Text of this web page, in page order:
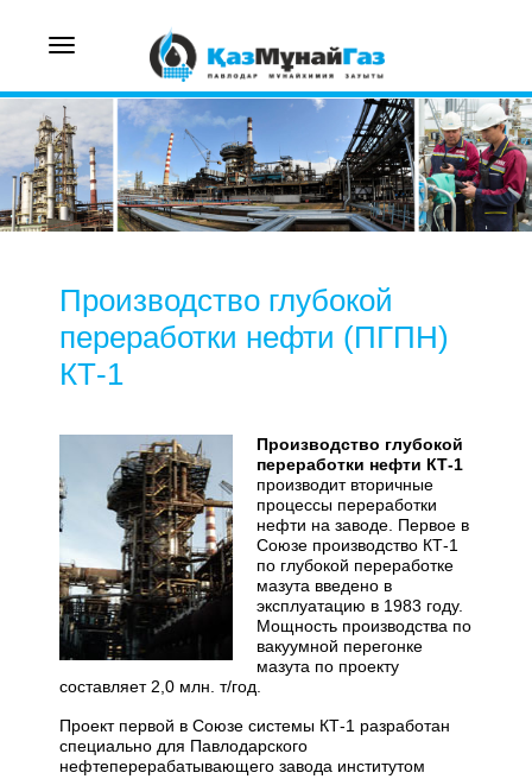
Toggle
Производство глубокой
переработки нефти (ПГПН)
КТ-1
Производство глубокой
переработки нефти КТ-1
производит вторичные
процессы переработки
нефти на заводе. Первое в
Союзе производство КТ-1
по глубокой переработке
мазута введено в
эксплуатацию в 1983 году.
Мощность производства по
вакуумной перегонке
мазута по проекту
составляет 2,0 млн. т/год.
Проект первой в Союзе системы КТ-1 разработан
специально для Павлодарского
нефтеперерабатывающего завода институтом